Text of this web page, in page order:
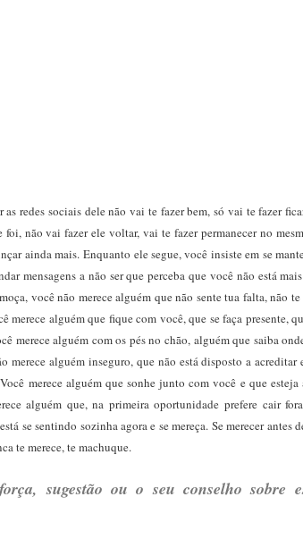
redes sociais dele não vai te fazer bem, só vai te fazer
foi, não vai fazer ele voltar, vai te fazer permanecer no
ainda mais. Enquanto ele segue, você insiste em se
mensagens a não ser que perceba que você não está
você não merece alguém que não sente tua falta, não
merece alguém que fique com você, que se faça presente,
merece alguém com os pés no chão, alguém que saiba
merece alguém inseguro, que não está disposto a
merece alguém que sonhe junto com você e que
alguém que, na primeira oportunidade prefere cair
se sentindo sozinha agora e se mereça. Se merecer
te merece, te machuque.
sugestão ou o seu conselho sobre